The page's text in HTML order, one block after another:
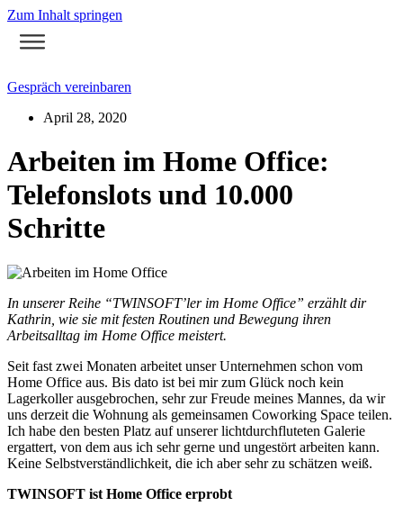
Zum Inhalt springen
Gespräch vereinbaren
April 28, 2020
Arbeiten im Home Office:
Telefonslots und 10.000
Schritte
In unserer Reihe “TWINSOFT’ler im Home Office” erzählt dir
Kathrin, wie sie mit festen Routinen und Bewegung ihren
Arbeitsalltag im Home Office meistert.
Seit fast zwei Monaten arbeitet unser Unternehmen schon vom
Home Office aus. Bis dato ist bei mir zum Glück noch kein
Lagerkoller ausgebrochen, sehr zur Freude meines Mannes, da wir
uns derzeit die Wohnung als gemeinsamen Coworking Space teilen.
Ich habe den besten Platz auf unserer lichtdurchfluteten Galerie
ergattert, von dem aus ich sehr gerne und ungestört arbeiten kann.
Keine Selbstverständlichkeit, die ich aber sehr zu schätzen weiß.
TWINSOFT ist Home Office erprobt